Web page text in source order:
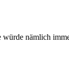
würde nämlich